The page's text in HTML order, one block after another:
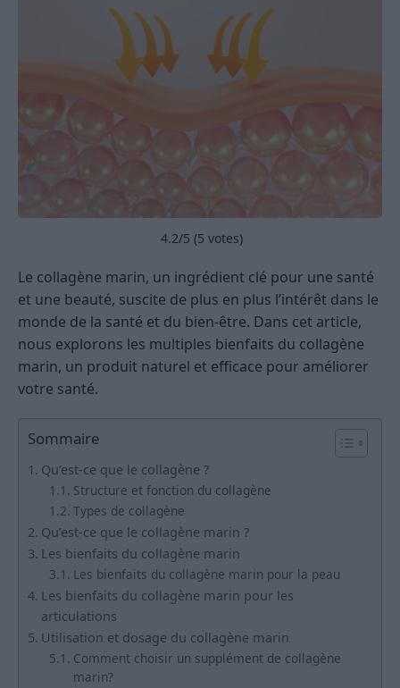
4.2/5 (5 votes)
Le collagène marin, un ingrédient clé pour une santé
et une beauté, suscite de plus en plus l’intérêt dans le
monde de la santé et du bien-être. Dans cet article,
nous explorons les multiples bienfaits du collagène
marin, un produit naturel et efficace pour améliorer
votre santé.
Sommaire
Qu’est-ce que le collagène ?
Structure et fonction du collagène
Types de collagène
Qu’est-ce que le collagène marin ?
Les bienfaits du collagène marin
Les bienfaits du collagène marin pour la peau
Les bienfaits du collagène marin pour les
articulations
Utilisation et dosage du collagène marin
Comment choisir un supplément de collagène
marin?